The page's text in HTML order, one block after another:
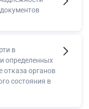
в
определенных
отказа органов
состояния в